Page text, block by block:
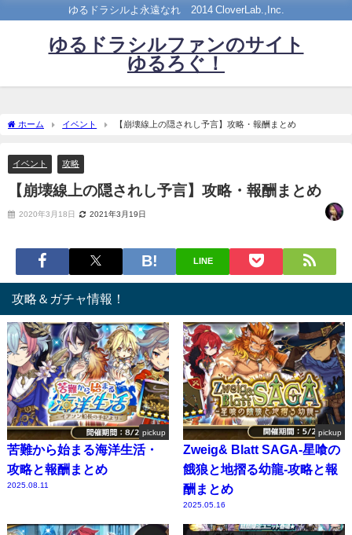
ゆるドラシルよ永遠なれ©2014 CloverLab.,Inc.
ゆるドラシルファンのサイト
ゆるろぐ！
ホーム イベント 【崩壊線上の隠されし予言】攻略・報酬まとめ
イベント 攻略
【崩壊線上の隠されし予言】攻略・報酬まとめ
2020年3月18日 2021年3月19日
LINE
攻略＆ガチャ情報！
pickup
苦難から始まる海洋生活・
攻略と報酬まとめ
2025.08.11
pickup
Zweig& Blatt SAGA-星喰の
餓狼と地摺る幼龍-攻略と報
酬まとめ
2025.05.16